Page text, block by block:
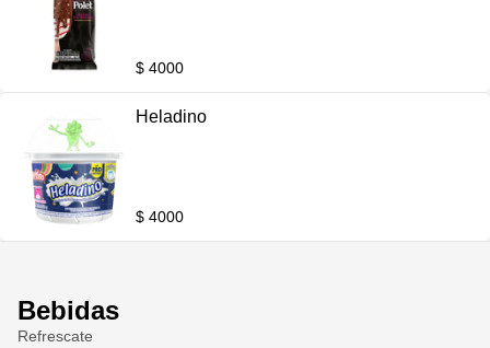
$ 4000
Heladino
$ 4000
Bebidas
Refrescate